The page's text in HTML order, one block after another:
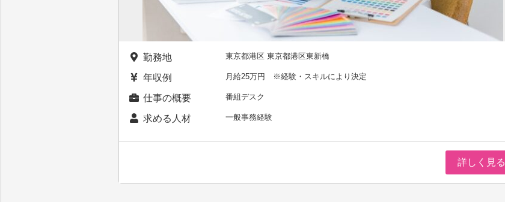
勤務地 東京都港区 東京都港区東新橋
年収例 月給25万円 ※経験・スキルにより決定
仕事の概要 番組デスク
求める人材 一般事務経験
詳しく見る